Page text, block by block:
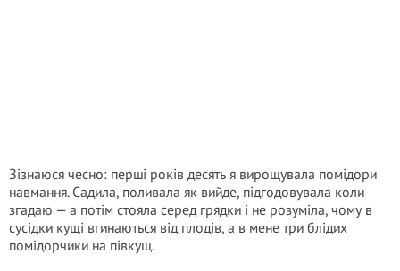
Зізнаюся чесно: перші років десять я вирощувала помідори
навмання. Садила, поливала як вийде, підгодовувала коли
згадаю — а потім стояла серед грядки і не розуміла, чому в
сусідки кущі вгинаються від плодів, а в мене три блідих
помідорчики на півкущ.